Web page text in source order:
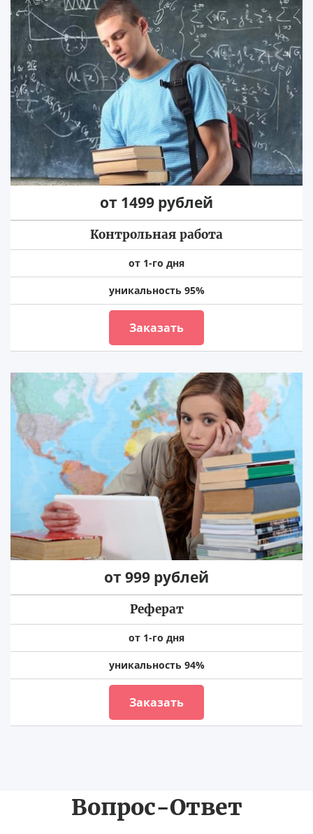
от 1499 рублей
Контрольная работа
от 1-го дня
уникальность 95%
Заказать
от 999 рублей
Реферат
от 1-го дня
уникальность 94%
Заказать
Вопрос-Ответ